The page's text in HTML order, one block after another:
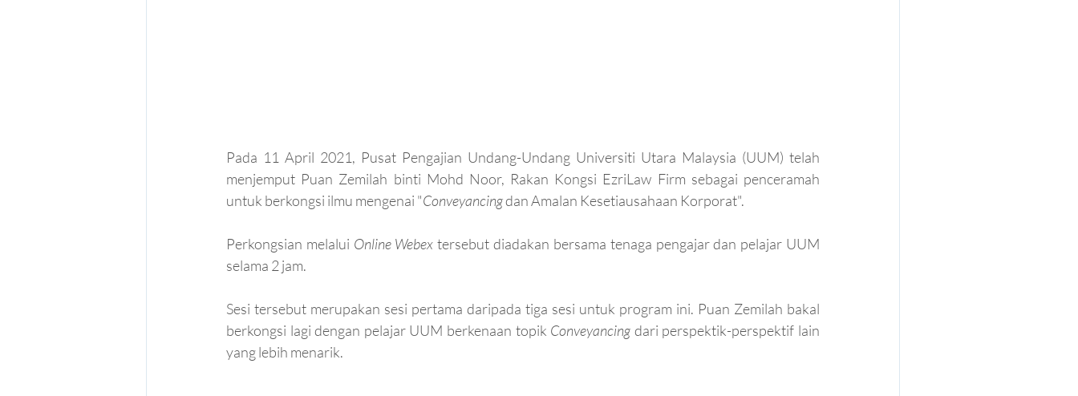
Pada 11 April 2021, Pusat Pengajian Undang-Undang Universiti Utara Malaysia (UUM) telah
menjemput Puan Zemilah binti Mohd Noor, Rakan Kongsi EzriLaw Firm sebagai penceramah
untuk berkongsi ilmu mengenai "Conveyancing dan Amalan Kesetiausahaan Korporat".
Perkongsian melalui Online Webex tersebut diadakan bersama tenaga pengajar dan pelajar UUM
selama 2 jam.
Sesi tersebut merupakan sesi pertama daripada tiga sesi untuk program ini. Puan Zemilah bakal
berkongsi lagi dengan pelajar UUM berkenaan topik Conveyancing dari perspektik-perspektif lain
yang lebih menarik.